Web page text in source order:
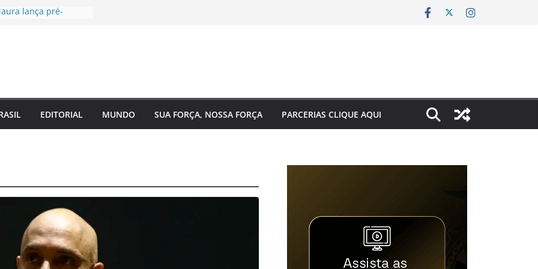
lança pré-
social
EUA e Bélgica
Eixo 2 do Plano
Amazonas e reforça
o
do estado
de ônibus e
para
em Manaus
EDITORIAL MUNDO SUA FORÇA, NOSSA FORÇA PARCERIAS CLIQUE AQUI